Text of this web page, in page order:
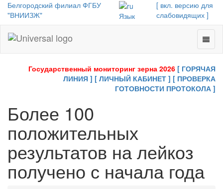
Белгородский филиал ФГБУ
"ВНИИЗЖ"
Язык
[ вкл. версию для
слабовидящих ]
-
Toggle
Государственный мониторинг зерна 2026 [ ГОРЯЧАЯ
ЛИНИЯ ] [ ЛИЧНЫЙ КАБИНЕТ ] [ ПРОВЕРКА
ГОТОВНОСТИ ПРОТОКОЛА ]
Более 100
положительных
результатов на лейкоз
получено с начала года